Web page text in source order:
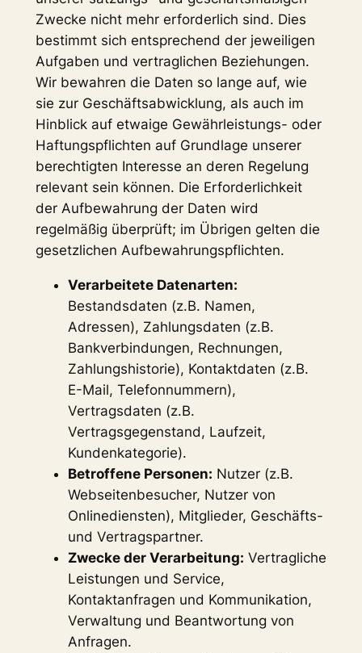
Zwecke nicht mehr erforderlich sind. Dies
bestimmt sich entsprechend der jeweiligen
Aufgaben und vertraglichen Beziehungen.
Wir bewahren die Daten so lange auf, wie
sie zur Geschäftsabwicklung, als auch im
Hinblick auf etwaige Gewährleistungs- oder
Haftungspflichten auf Grundlage unserer
berechtigten Interesse an deren Regelung
relevant sein können. Die Erforderlichkeit
der Aufbewahrung der Daten wird
regelmäßig überprüft; im Übrigen gelten die
gesetzlichen Aufbewahrungspflichten.
Verarbeitete Datenarten:
Bestandsdaten (z.B. Namen,
Adressen), Zahlungsdaten (z.B.
Bankverbindungen, Rechnungen,
Zahlungshistorie), Kontaktdaten (z.B.
E-Mail, Telefonnummern),
Vertragsdaten (z.B.
Vertragsgegenstand, Laufzeit,
Kundenkategorie).
Betroffene Personen: Nutzer (z.B.
Webseitenbesucher, Nutzer von
Onlinediensten), Mitglieder, Geschäfts-
und Vertragspartner.
Zwecke der Verarbeitung: Vertragliche
Leistungen und Service,
Kontaktanfragen und Kommunikation,
Verwaltung und Beantwortung von
Anfragen.